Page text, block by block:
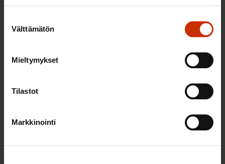
valinta
Välttämätön
Mieltymykset
Tilastot
Markkinointi
3.6.2026 13:34
Mikä muuttui määräaikaisissa työsuhteissa? Lue